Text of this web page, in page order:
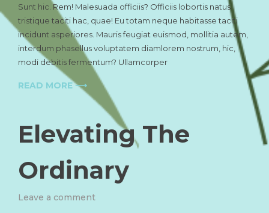
Style
Sunt hic. Rem! Malesuada officiis? Officiis lobortis natus
tristique taciti hac, quae! Eu totam neque habitasse taciti
incidunt asperiores. Mauris feugiat euismod, mollitia autem,
interdum phasellus voluptatem diamlorem nostrum, hic,
modi debitis fermentum? Ullamcorper
READ MORE ⟶
Elevating The
Ordinary
Leave a comment